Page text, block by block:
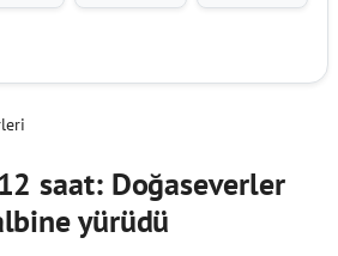
saat: Doğaseverler
yürüdü